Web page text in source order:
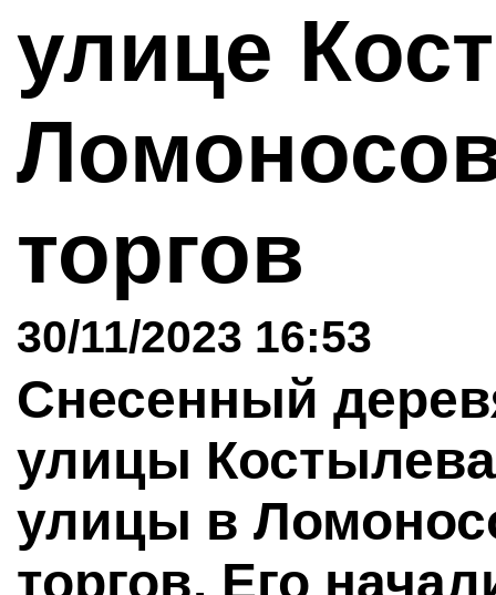
улице
торгов
30/11/2023 16:53
Снесенный
улицы
улицы в
торгов. Его